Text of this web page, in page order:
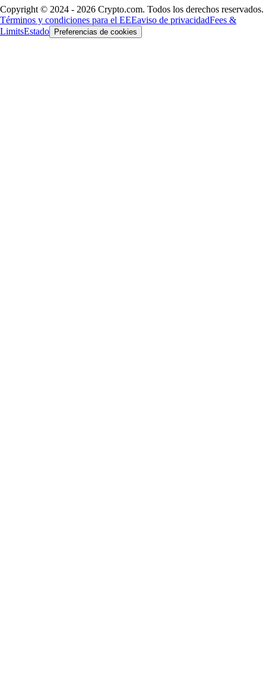
Copyright © 2024 - 2026 Crypto.com. Todos los derechos reservados.
Términos y condiciones para el EEEaviso de privacidadFees &
LimitsEstado Preferencias de cookies